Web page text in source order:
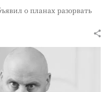
о планах разорвать